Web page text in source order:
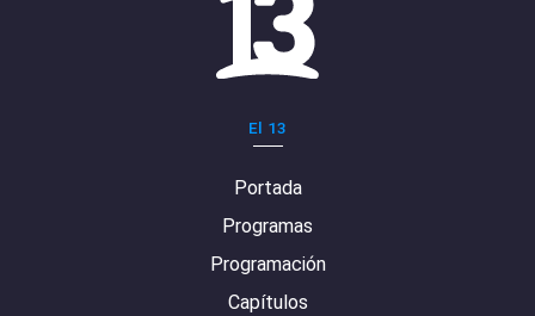
El 13
Portada
Programas
Programación
Capítulos